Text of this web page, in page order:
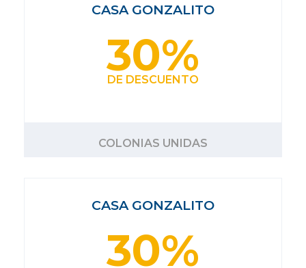
CASA GONZALITO
30%
DE DESCUENTO
COLONIAS UNIDAS
CASA GONZALITO
30%